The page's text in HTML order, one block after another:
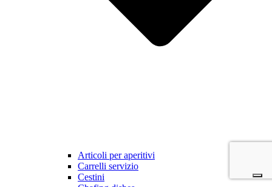
Articoli per aperitivi
Carrelli servizio
Cestini